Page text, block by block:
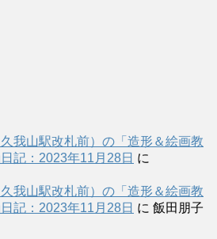
我山駅改札前）の「造形＆絵画教
記：2023年11月28日 に
我山駅改札前）の「造形＆絵画教
記：2023年11月28日 に 飯田朋子